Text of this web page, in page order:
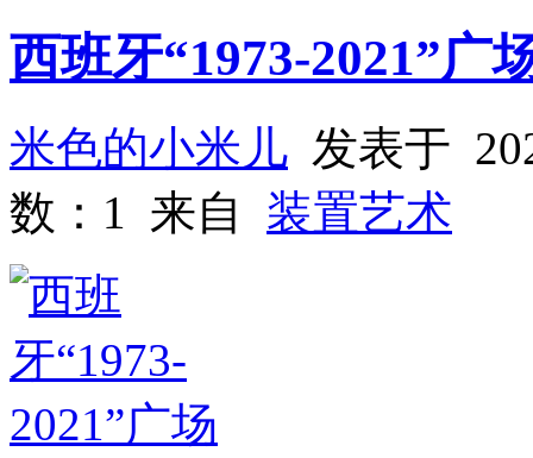
西班牙“1973-2021”广
米色的小米儿 发表于
数：1 来自 装置艺术